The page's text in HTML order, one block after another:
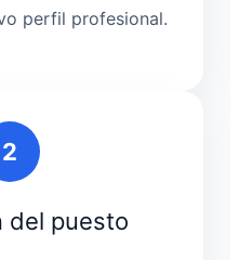
perfil profesional.
2
del puesto